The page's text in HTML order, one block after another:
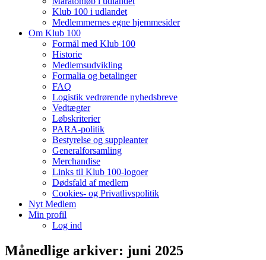
Klub 100 i udlandet
Medlemmernes egne hjemmesider
Om Klub 100
Formål med Klub 100
Historie
Medlemsudvikling
Formalia og betalinger
FAQ
Logistik vedrørende nyhedsbreve
Vedtægter
Løbskriterier
PARA-politik
Bestyrelse og suppleanter
Generalforsamling
Merchandise
Links til Klub 100-logoer
Dødsfald af medlem
Cookies- og Privatlivspolitik
Nyt Medlem
Min profil
Log ind
Månedlige arkiver: juni 2025